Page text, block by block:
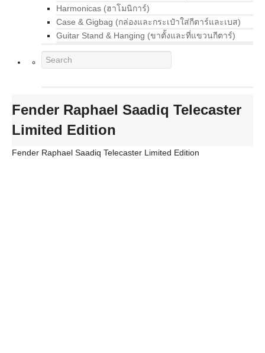
Harmonicas (ฮาโมนิการ์)
Case & Gigbag (กล่องและกระเป๋าใส่กีตาร์และเบส)
Guitar Stand & Hanging (ขาตั้งและที่แขวนกีตาร์)
Fender Raphael Saadiq Telecaster
Limited Edition
Fender Raphael Saadiq Telecaster Limited Edition